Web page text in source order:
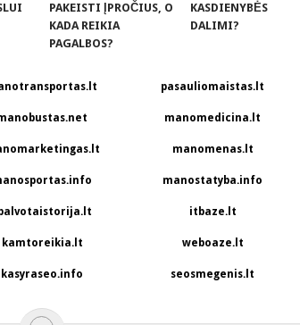
PAKEISTI ĮPROČIUS, O
KADA REIKIA
PAGALBOS?
KASDIENYBĖS
DALIMI?
pasauliomaistas.lt
manomedicina.lt
manomenas.lt
manostatyba.info
itbaze.lt
kamtoreikia.lt weboaze.lt
kasyraseo.info seosmegenis.lt